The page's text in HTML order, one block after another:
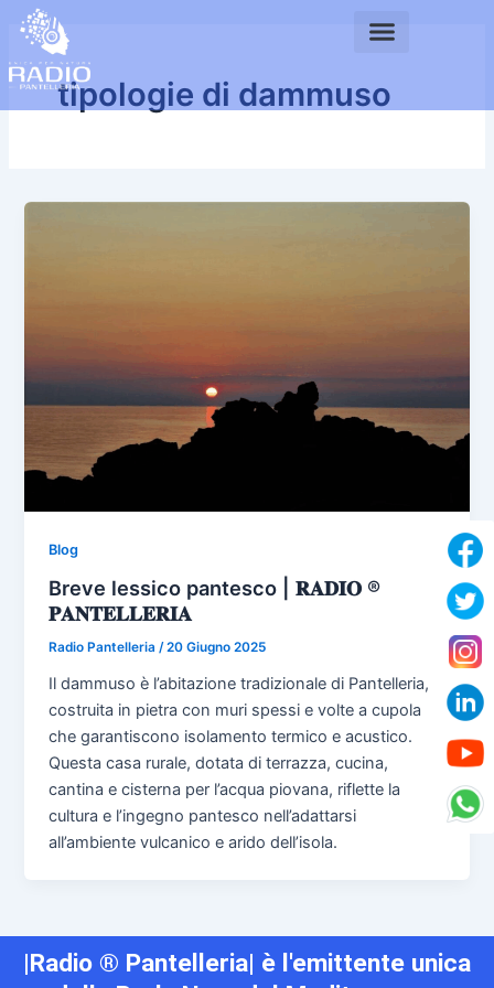
contenuto
tipologie di dammuso
Blog
Breve lessico pantesco | 𝐑𝐀𝐃𝐈𝐎 ®
𝐏𝐀𝐍𝐓𝐄𝐋𝐋𝐄𝐑𝐈𝐀
Radio Pantelleria/20 Giugno 2025
Il dammuso è l’abitazione tradizionale di Pantelleria,
costruita in pietra con muri spessi e volte a cupola
che garantiscono isolamento termico e acustico.
Questa casa rurale, dotata di terrazza, cucina,
cantina e cisterna per l’acqua piovana, riflette la
cultura e l’ingegno pantesco nell’adattarsi
all’ambiente vulcanico e arido dell’isola.
|Radio ® Pantelleria| è l'emittente unica